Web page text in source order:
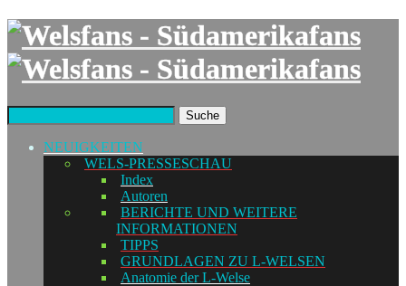
Suche
NEUIGKEITEN
WELS-PRESSESCHAU
Index
Autoren
BERICHTE UND WEITERE
INFORMATIONEN
TIPPS
GRUNDLAGEN ZU L-WELSEN
Anatomie der L-Welse